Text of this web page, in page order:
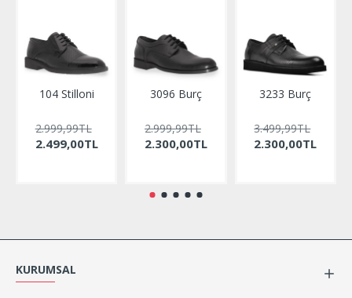
104 Stilloni
2.499,00TL
2.999,99TL
3096 Burç
2.300,00TL
2.999,99TL
3233 Burç
2.300,00TL
3.499,99TL
KURUMSAL